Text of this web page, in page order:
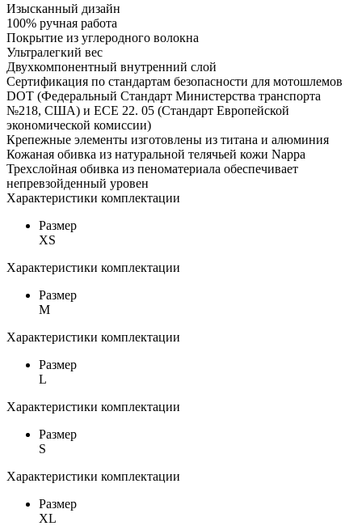
Изысканный дизайн
100% ручная работа
Покрытие из углеродного волокна
Ультралегкий вес
Двухкомпонентный внутренний слой
Сертификация по стандартам безопасности для мотошлемов
DOT (Федеральный Стандарт Министерства транспорта
№218, США) и ECE 22. 05 (Стандарт Европейской
экономической комиссии)
Крепежные элементы изготовлены из титана и алюминия
Кожаная обивка из натуральной телячьей кожи Nappa
Трехслойная обивка из пеноматериала обеспечивает
непревзойденный уровен
Характеристики комплектации
Размер
XS
Характеристики комплектации
Размер
M
Характеристики комплектации
Размер
L
Характеристики комплектации
Размер
S
Характеристики комплектации
Размер
XL